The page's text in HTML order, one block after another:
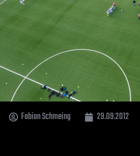
Fabian Schmeing 29.09.2012